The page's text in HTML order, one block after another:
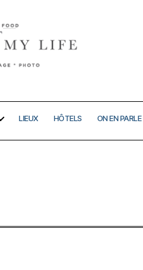
LIEUX HÔTELS ON EN PARLE